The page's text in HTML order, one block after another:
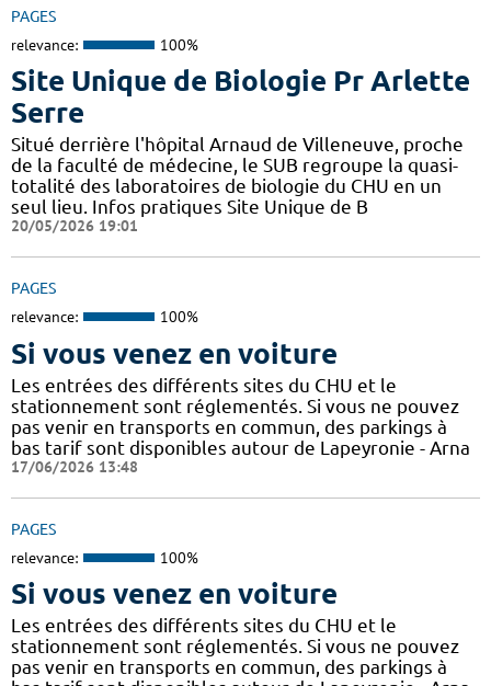
PAGES
relevance: 100%
Site Unique de Biologie Pr Arlette
Serre
Situé derrière l'hôpital Arnaud de Villeneuve, proche
de la faculté de médecine, le SUB regroupe la quasi-
totalité des laboratoires de biologie du CHU en un
seul lieu. Infos pratiques Site Unique de B
20/05/2026 19:01
PAGES
relevance: 100%
Si vous venez en voiture
Les entrées des différents sites du CHU et le
stationnement sont réglementés. Si vous ne pouvez
pas venir en transports en commun, des parkings à
bas tarif sont disponibles autour de Lapeyronie - Arna
17/06/2026 13:48
PAGES
relevance: 100%
Si vous venez en voiture
Les entrées des différents sites du CHU et le
stationnement sont réglementés. Si vous ne pouvez
pas venir en transports en commun, des parkings à